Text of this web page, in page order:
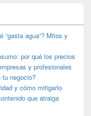
“gasta agua”? Mitos y
por qué los precios
y profesionales
tu negocio?
y cómo mitigarlo
que atraiga